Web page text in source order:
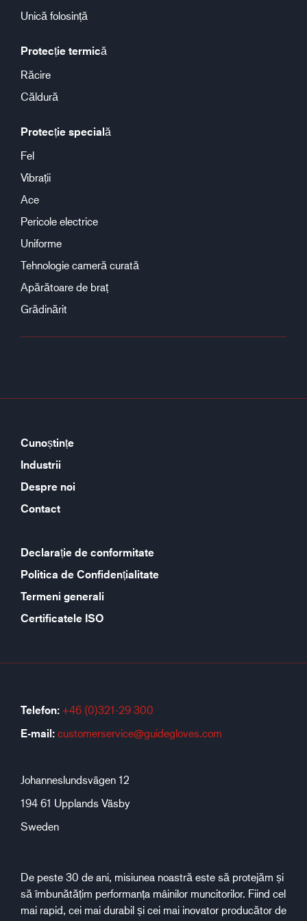
Unică folosință
Protecție termică
Răcire
Căldură
Protecție specială
Fel
Vibrații
Ace
Pericole electrice
Uniforme
Tehnologie cameră curată
Apărătoare de braț
Grădinărit
Cunoștințe
Industrii
Despre noi
Contact
Declarație de conformitate
Politica de Confidențialitate
Termeni generali
Certificatele ISO
Telefon: +46 (0)321-29 300
E-mail: customerservice@guidegloves.com
Johanneslundsvägen 12
194 61 Upplands Väsby
Sweden
De peste 30 de ani, misiunea noastră este să protejăm și
să îmbunătățim performanța mâinilor muncitorilor. Fiind cel
mai rapid, cei mai durabil și cei mai inovator producător de